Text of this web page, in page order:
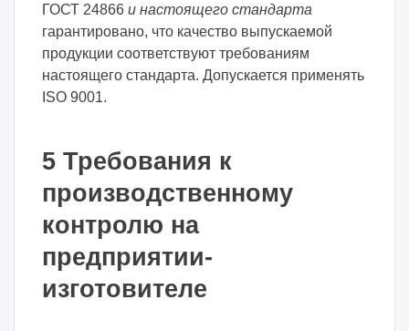
ГОСТ 24866 и настоящего стандарта
гарантировано, что качество выпускаемой
продукции соответствуют требованиям
настоящего стандарта. Допускается применять
ISO 9001.
5 Требования к
производственному
контролю на
предприятии-
изготовителе